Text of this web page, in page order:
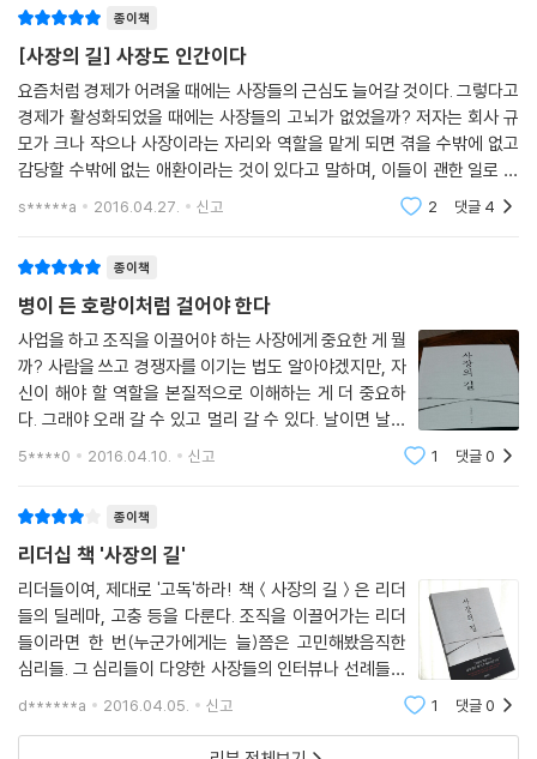
의 비극)
조직을 이끄는 이들이 결코 잊어서는 안 되는 게 바로 생각은 혼자 하고 행
동은 같이하는 것이다. 지독하게 혼자이어야 하면서도 언제나 함께 가야
한다. 말은 쉽지만 행하기는 너무나 어려운 아름다운 패러독스다. 남들이
보면 아름답지만 막상 자신의 일이 되면 괴로운 패러독스다. 하지만 인도
의 속담처럼 ‘강가에서 살 작정이라면 악어와 친구가 되어야 한다’.--- p.3
10~311
13장 리더십이란 따라야 할 이유를 제시하는 것(유능함의 2가지 조건)
아내거나 만들어내는) 능력과 조직을 하나로 만드는(그래서 효과적으로
움직이게 하는) 능력이다. 조직이 리더를 따르는 가장 기본적이고 강력한
이유이다. 이 능력을 효과적으로 증명하는 순간 조직은 리더를 따르지 말
라고 해도 따른다. 사람들 안에 있는 리더 희구 본능이 자동으로 작동하여
그들의 몸을 이끌어간다. 리더가 자격이 있다는 걸 능력으로 증명할 때 조
직은 스스럼없이 따르고, 가치가 있다고 믿으면 자신의 노력뿐만 아니라
력한 이유를 제시하는 게 그 어느 나라보다 중요한 이유다. 똑똑한 사람들
이 회사를 위해 일하고 싶은 강력한 이유를 만들어내는 것, 리더가 해야 할
일이 바로 이것이다.--- p.323~324
16장 니체는 왜 위험하게 살라고 했을까?(이 무시무시한 일을 견딘다는
것)
탁월한 CEO들도 마찬가지다. 그들은 혼돈 속에서 나름의 패턴을 찾아내
고, 세상 사람들의 눈에 안 보이는 불확실성 속에서 가능성을 찾아내 눈에
보이는 확실한 가치로 만든다. 조직을 이끌어갈 때도 그들은 마치 시계를
생은 힘의 역학관계를 바탕으로 하고 있다. 난초가 병약해지면 리조비아는
더 많은 당분을 얻기 위해 난초의 뿌리를 갉아먹기 때문이다. 난초는 리조
비아의 침범이 심해지면 살균 성분을 흘려보내 영역 침범을 응징하고, 성
장이 침체하면 당분의 공급량을 늘린다. 난초는 힘을 바탕으로 보상과 응
징을 통해 리조비아를 관리한다.
조직에서 사장이 능동적으로 일하는 구성원을 만드는 방법도 다르지 않다.
답을 알면서도 모르는 척하며 기다리고 원하는 대로 따르지 않는 구성원을
의 둘째 계명이며, 한 몸처럼 일하는 조직을 만드는 방법이다.
조직과 조직의 속성을 아는 게 고개를 끄덕이는 것이라면, 품는 건 도저히
맞지 않을 것 같은 이물질을 내 안에 두는 것이다. 이 고통으로 가득한 인고
의 시간을 견디어 내었을 때 사장은 마침내 직원이 이렇게 말하는 걸 듣게
된다고 저자는 말한다. ‘제가 한번 해보겠습니다’ [2부 괴롭더라도 같이 가
야 한다]에서는 한 방향으로 움직이는 조직을 꾸리기 위해 사장이 지녀야
三. 어렵더라도 불확실성과 싸워야 한다
; 에드윈 드레이크와 거지왕 김춘삼의 도전
이 부장의 사표로 고심하던 김 사장에게 최 회장의 난초 이야기와 사장의
둘째 계명이 의미심장하게 다가왔다. 이 부장은 회사의 기둥이 될 인재로
생각해서 김 사장이 3년 전, 삼고초려 하다시피 모셔온 인재였다. 그 인재
가 자리를 잡아서 이제 자신의 일을 맡겨도 되겠다고 생각했을 때 그의 손
에 들려진 것이 이 부장의 사직서였다. 자신은 이 부장에게 어떤 보상과 경
종이책
[사장의 길] 사장도 인간이다
요즘처럼 경제가 어려울 때에는 사장들의 근심도 늘어갈 것이다. 그렇다고
경제가 활성화되었을 때에는 사장들의 고뇌가 없었을까? 저자는 회사 규
모가 크나 작으나 사장이라는 자리와 역할을 맡게 되면 겪을 수밖에 없고
감당할 수밖에 없는 애환이라는 것이 있다고 말하며, 이들이 괜한 일로 혼
자 고민하고 괴로워하지 않았으면 하는 마음에 이 책을 출간했다고 한다.
s*****a 2016.04.27. 신고 2 댓글 4
종이책
병이 든 호랑이처럼 걸어야 한다
사업을 하고 조직을 이끌어야 하는 사장에게 중요한 게 뭘
까? 사람을 쓰고 경쟁자를 이기는 법도 알아야겠지만, 자
신이 해야 할 역할을 본질적으로 이해하는 게 더 중요하
다. 그래야 오래 갈 수 있고 멀리 갈 수 있다. 날이면 날마
다 무엇이 나를 넘어뜨리는 돌부리인지 모르면서 하루하
5****0 2016.04.10. 신고 1 댓글0
종이책
리더십 책 '사장의 길'
리더들이여, 제대로 '고독'하라! 책＜사장의 길＞은 리더
들의 딜레마, 고충 등을 다룬다. 조직을 이끌어가는 리더
들이라면 한 번(누군가에게는 늘)쯤은 고민해봤음직한
심리들. 그 심리들이 다양한 사장들의 인터뷰나 선례들로
채워져 있다. 겉으로 볼 때 사장이라는 직책은 햇빛을 가
지만 햇빛을 받으면 자연스럽게 그림자가
d******a 2016.04.05. 신고 1 댓글0